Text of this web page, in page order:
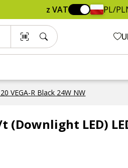
z VAT PL/
VEGA-R Black 24W NW
119,00 zł
brutto / szt.
LED)